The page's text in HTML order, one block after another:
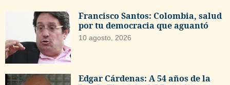
Francisco Santos: Colombia, salud
por tu democracia que aguantó
10 agosto, 2026
Edgar Cárdenas: A 54 años de la